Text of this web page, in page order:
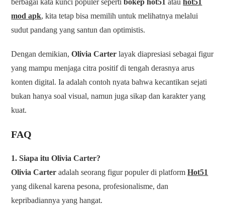
mod apk, kita tetap bisa memilih untuk melihatnya melalui
sudut pandang yang santun dan optimistis.
Dengan demikian,Olivia Carter layak diapresiasi sebagai figur
yang mampu menjaga citra positif di tengah derasnya arus
konten digital. Ia adalah contoh nyata bahwa kecantikan sejati
bukan hanya soal visual, namun juga sikap dan karakter yang
kuat.
FAQ
1. Siapa itu Olivia Carter?
Olivia Carter adalah seorang figur populer di platformHot51
yang dikenal karena pesona, profesionalisme, dan
kepribadiannya yang hangat.